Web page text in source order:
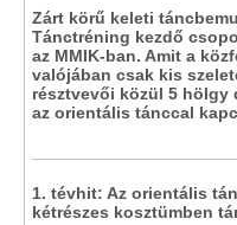
Zárt körű keleti
Tánctréning kezdő
az MMIK-ban. Amit a
valójában csak kis
résztvevői közül 5
az orientális tánccal
1. tévhit: Az orientális
kétrészes kosztümben